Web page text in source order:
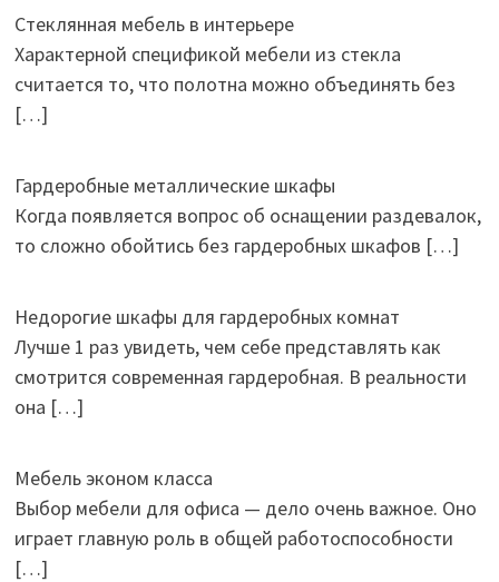
Стеклянная мебель в интерьере
Характерной спецификой мебели из стекла
считается то, что полотна можно объединять без
[…]
Гардеробные металлические шкафы
Когда появляется вопрос об оснащении раздевалок,
то сложно обойтись без гардеробных шкафов […]
Недорогие шкафы для гардеробных комнат
Лучше 1 раз увидеть, чем себе представлять как
смотрится современная гардеробная. В реальности
она […]
Мебель эконом класса
Выбор мебели для офиса — дело очень важное. Оно
играет главную роль в общей работоспособности
[…]